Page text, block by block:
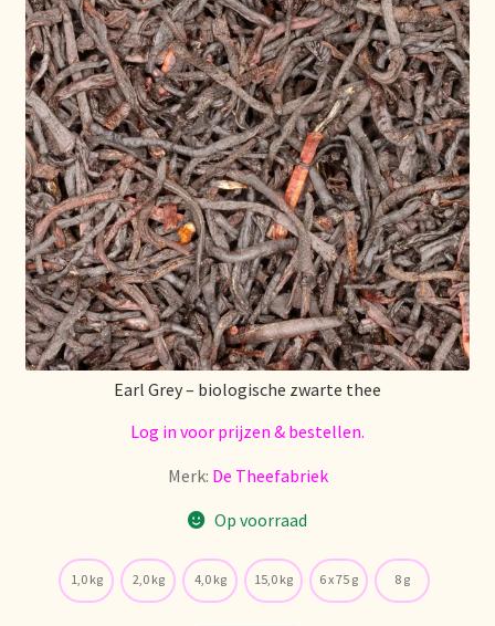
Earl Grey – biologische zwarte thee
Log in voor prijzen & bestellen.
Merk: De Theefabriek
Op voorraad
1,0 kg 2,0 kg 4,0 kg 15,0 kg 6 x 75 g 8 g